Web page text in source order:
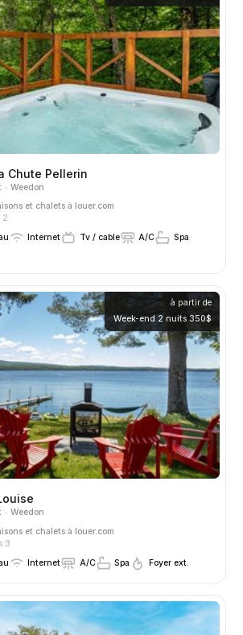
Chute Pellerin
Weedon
et chalets à louer.com
2
Internet Tv / cable A/C
Spa
à partir de
Week-end 2 nuits 350$
Weedon
et chalets à louer.com
3
Internet A/C Spa Foyer ext.